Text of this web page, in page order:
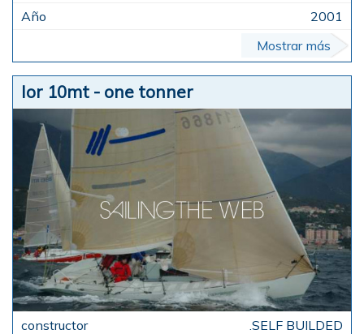
2001
Mostrar más
Ior 10mt - one tonner
.SELF BUILDED